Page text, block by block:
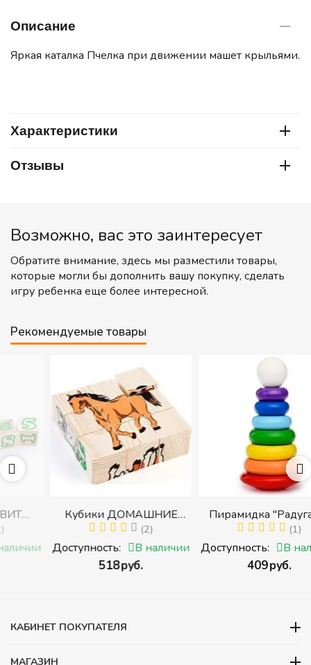
Описание
Яркая каталка Пчелка при движении машет крыльями.
Характеристики
Отзывы
Возможно, вас это заинтересует
Обратите внимание, здесь мы разместили товары,
которые могли бы дополнить вашу покупку, сделать
игру ребенка еще более интересной.
Рекомендуемые товары
Кубики ДОМАШНИЕ
ЖИВОТНЫЕ (Томик)
(Набор кубиков
разрезных (складных))
(2)
Доступность: В наличии
руб.
Пирамидка "Радуга" (8
деталей) (Пирамидка
среднего размера)
(1)
Доступность: В наличии
руб.
КАБИНЕТ ПОКУПАТЕЛЯ
МАГАЗИН